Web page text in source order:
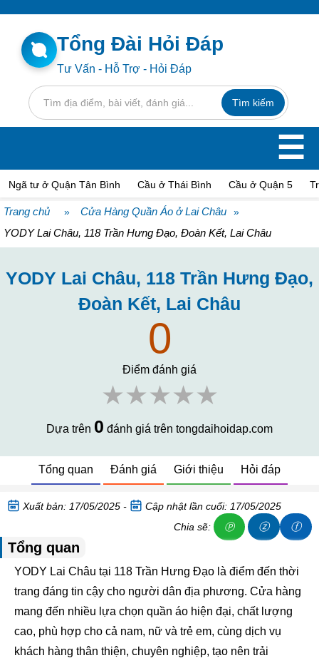
Tổng Đài Hỏi Đáp
Tư Vấn - Hỗ Trợ - Hỏi Đáp
☰
Ngã tư ở Quận Tân Bình Cầu ở Thái Bình Cầu ở Quận 5
Trang chủ » Cửa Hàng Quần Áo ở Lai Châu »
YODY Lai Châu, 118 Trần Hưng Đạo, Đoàn Kết, Lai Châu
YODY Lai Châu, 118 Trần Hưng Đạo,
Đoàn Kết, Lai Châu
0
Điểm đánh giá
★★★★★
Dựa trên 0 đánh giá trên tongdaihoidap.com
Tổng quan Đánh giá Giới thiệu Hỏi đáp
Xuất bản: 17/05/2025 -
Cập nhật lần cuối: 17/05/2025
Chia sẽ:
Ⓟ ⓩ ⓕ
Tổng quan
YODY Lai Châu tại 118 Trần Hưng Đạo là điểm đến thời
trang đáng tin cậy cho người dân địa phương. Cửa hàng
mang đến nhiều lựa chọn quần áo hiện đại, chất lượng
cao, phù hợp cho cả nam, nữ và trẻ em, cùng dịch vụ
khách hàng thân thiện, chuyên nghiệp, tạo nên trải